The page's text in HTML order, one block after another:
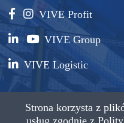
VIVE Profit
VIVE Group
VIVE Logistic
Strona korzysta z
usług zgodnie z